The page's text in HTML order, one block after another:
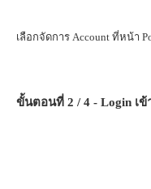
เลือกจัดการ Account ที่หน้า
ขั้นตอนที่ 2 / 4 - Login เข้